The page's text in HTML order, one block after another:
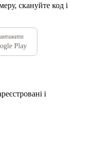
скануйте код і
Play
і